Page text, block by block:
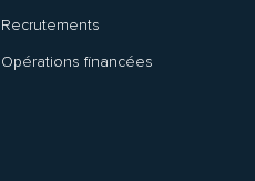
Recrutements
Opérations financées